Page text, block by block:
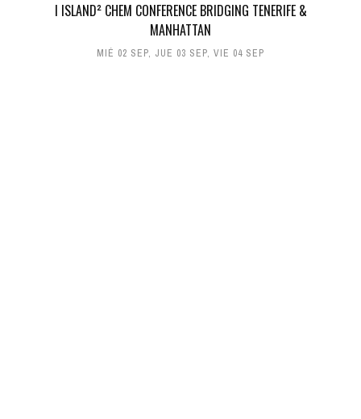
I ISLAND² CHEM CONFERENCE BRIDGING TENERIFE &
MANHATTAN
MIÉ 02 SEP, JUE 03 SEP, VIE 04 SEP